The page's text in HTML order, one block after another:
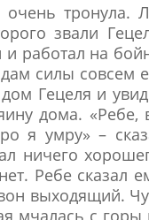
тронула.
звали
работал на
силы совсем
Гецеля и
дома. «Ребе,
я умру» –
ничего
Ребе сказал
выходящий.
мчалась с горы